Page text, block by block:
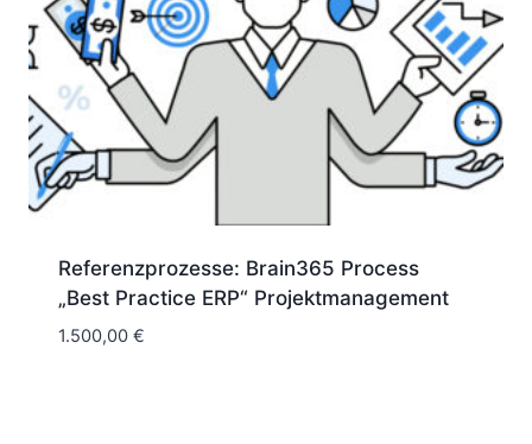
Referenzprozesse: Brain365 Process
„Best Practice ERP“ Projektmanagement
1.500,00 €